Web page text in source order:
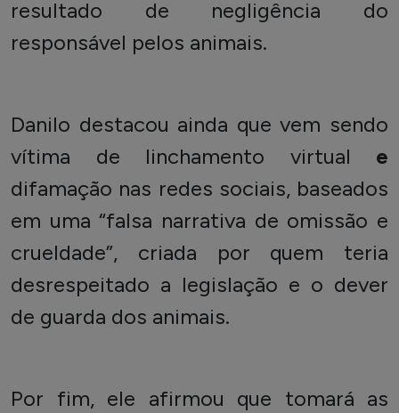
resultado de negligência do
responsável pelos animais.
Danilo destacou ainda que vem sendo
vítima de linchamento virtual e
difamação nas redes sociais, baseados
em uma “falsa narrativa de omissão e
crueldade”, criada por quem teria
desrespeitado a legislação e o dever
de guarda dos animais.
Por fim, ele afirmou que tomará as